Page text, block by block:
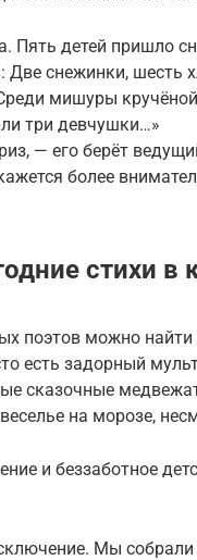
Пять детей пришло
Две снежинки, шесть
мишуры
три девчушки…»
— его берёт
более
стихи в
поэтов можно
есть задорный
сказочные
на морозе,
и беззаботное
Мы собрали